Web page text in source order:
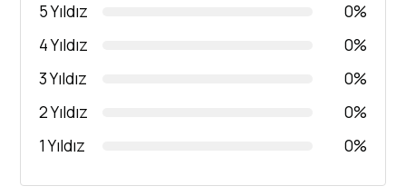
5 Yıldız
0%
4 Yıldız
0%
3 Yıldız
0%
2 Yıldız
0%
1 Yıldız
0%